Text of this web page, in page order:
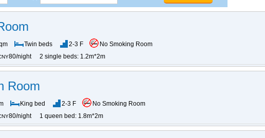
Twin beds 2-3 F
No Smoking Room
80/night 2 single beds: 1.2m*2m
Room
King bed 2-3 F
No Smoking Room
80/night 1 queen bed: 1.8m*2m